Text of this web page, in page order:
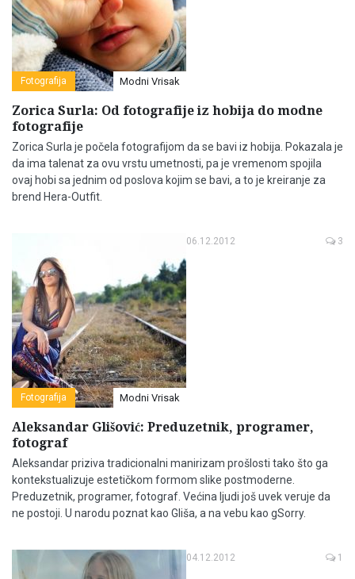
Fotografija Modni Vrisak
Zorica Surla: Od fotografije iz hobija do modne
fotografije
Zorica Surla je počela fotografijom da se bavi iz hobija. Pokazala je
da ima talenat za ovu vrstu umetnosti, pa je vremenom spojila
ovaj hobi sa jednim od poslova kojim se bavi, a to je kreiranje za
brend Hera-Outfit.
Fotografija Modni Vrisak
06.12.2012 3
Aleksandar Glišović: Preduzetnik, programer,
fotograf
Aleksandar priziva tradicionalni manirizam prošlosti tako što ga
kontekstualizuje estetičkom formom slike postmoderne.
Preduzetnik, programer, fotograf. Većina ljudi još uvek veruje da
ne postoji. U narodu poznat kao Gliša, a na vebu kao gSorry.
04.12.2012 1